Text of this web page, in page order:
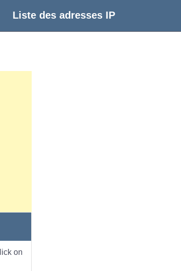
Liste des adresses IP
on